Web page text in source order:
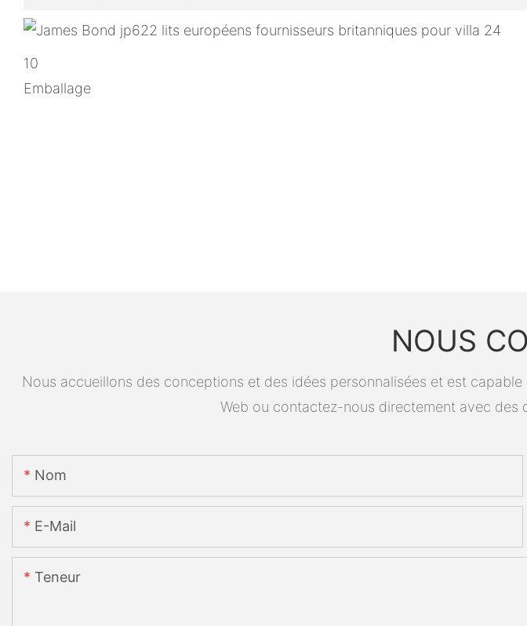
10
Emballage
NOUS
Nous accueillons des conceptions et des idées personnalisées et est
Web ou contactez-nous directement avec des
Nom
E-Mail
Teneur